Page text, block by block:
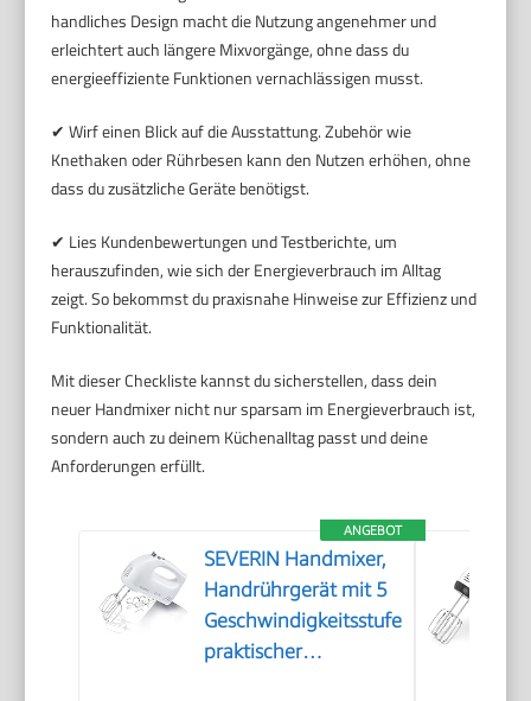
handliches Design macht die Nutzung angenehmer und
erleichtert auch längere Mixvorgänge, ohne dass du
energieeffiziente Funktionen vernachlässigen musst.
✔ Wirf einen Blick auf die Ausstattung. Zubehör wie
Knethaken oder Rührbesen kann den Nutzen erhöhen, ohne
dass du zusätzliche Geräte benötigst.
✔ Lies Kundenbewertungen und Testberichte, um
herauszufinden, wie sich der Energieverbrauch im Alltag
zeigt. So bekommst du praxisnahe Hinweise zur Effizienz und
Funktionalität.
Mit dieser Checkliste kannst du sicherstellen, dass dein
neuer Handmixer nicht nur sparsam im Energieverbrauch ist,
sondern auch zu deinem Küchenalltag passt und deine
Anforderungen erfüllt.
ANGEBOT
SEVERIN Handmixer,
Handrührgerät mit 5
Geschwindigkeitsstufen,
praktischer